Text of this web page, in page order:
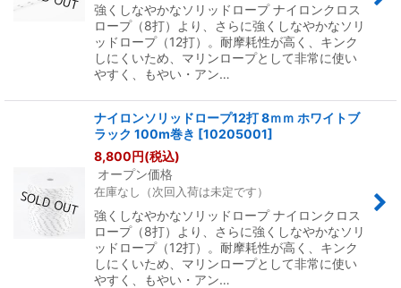
強くしなやかなソリッドロープ ナイロンクロス
ロープ（8打）より、さらに強くしなやかなソリ
ッドロープ（12打）。耐摩耗性が高く、キンク
しにくいため、マリンロープとして非常に使い
やすく、もやい・アン…
ナイロンソリッドロープ12打 8ｍｍ ホワイトブ
ラック 100m巻き [10205001]
8,800円(税込)
オープン価格
在庫なし（次回入荷は未定です）
強くしなやかなソリッドロープ ナイロンクロス
ロープ（8打）より、さらに強くしなやかなソリ
ッドロープ（12打）。耐摩耗性が高く、キンク
しにくいため、マリンロープとして非常に使い
やすく、もやい・アン…